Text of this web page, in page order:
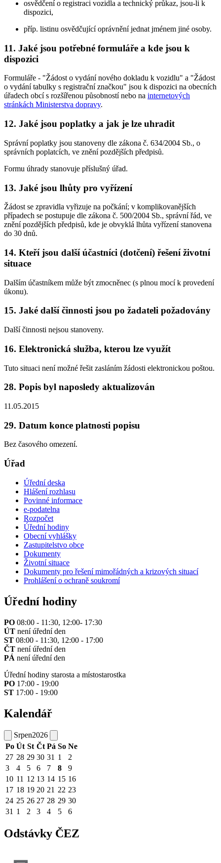
osvědčení o registraci vozidla a technický průkaz, jsou-li k
dispozici,
příp. listinu osvědčující oprávnění jednat jménem jiné osoby.
11. Jaké jsou potřebné formuláře a kde jsou k
dispozici
Formuláře - "Žádost o vydání nového dokladu k vozidlu" a "Žádost
o vydání tabulky s registrační značkou" jsou k dispozici na obecních
úřadech obcí s rozšířenou působností nebo na internetových
stránkách Ministerstva dopravy.
12. Jaké jsou poplatky a jak je lze uhradit
Správní poplatky jsou stanoveny dle zákona č. 634/2004 Sb., o
správních poplatcích, ve znění pozdějších předpisů.
Formu úhrady stanovuje příslušný úřad.
13. Jaké jsou lhůty pro vyřízení
Žádost se zpravidla vyřizuje na počkání; v komplikovanějších
případech se postupuje dle zákona č. 500/2004 Sb., správní řád, ve
znění pozdějších předpisů, kde je obvyklá lhůta vyřízení stanovena
do 30 dnů.
14. Kteří jsou další účastníci (dotčení) řešení životní
situace
Dalším účastníkem může být zmocněnec (s plnou mocí k provedení
úkonu).
15. Jaké další činnosti jsou po žadateli požadovány
Další činnosti nejsou stanoveny.
16. Elektronická služba, kterou lze využít
Tuto situaci není možné řešit zasláním žádosti elektronickou poštou.
28. Popis byl naposledy aktualizován
11.05.2015
29. Datum konce platnosti popisu
Bez časového omezení.
Úřad
Úřední deska
Hlášení rozhlasu
Povinné informace
e-podatelna
Rozpočet
Úřední hodiny
Obecní vyhlášky
Zastupitelstvo obce
Dokumenty
Životní situace
Dokumenty pro řešení mimořádných a krizových situací
Prohlášení o ochraně soukromí
Úřední hodiny
PO 08:00 - 11:30, 12:00- 17:30
ÚT není úřední den
ST 08:00 - 11:30, 12:00 - 17:00
ČT není úřední den
PÁ není úřední den
Úřední hodiny starosta a místostarostka
PO 17:00 - 19:00
ST 17:00 - 19:00
Kalendář
Srpen2026
Po Út St Čt Pá So Ne
27 28 29 30 31 1
2
3
4 5 6 7 8
9
10 11 12 13 14 15 16
17 18 19 20 21 22 23
24 25 26 27 28 29 30
31 1 2 3 4 5 6
Odstávky ČEZ